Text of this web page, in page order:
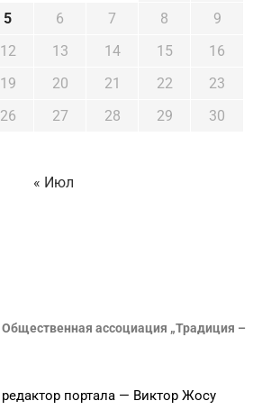
5 6 7 8
9
12 13 14 15
16
19 20 21 22
23
26 27 28 29
30
« Июл
Общественная ассоциация „Традиция –
портала — Виктор Жосу